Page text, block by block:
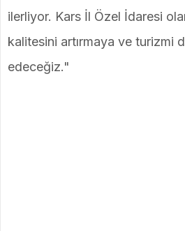
ilerliyor. Kars İl Özel İdaresi
kalitesini artırmaya ve turizmi
edeceğiz."